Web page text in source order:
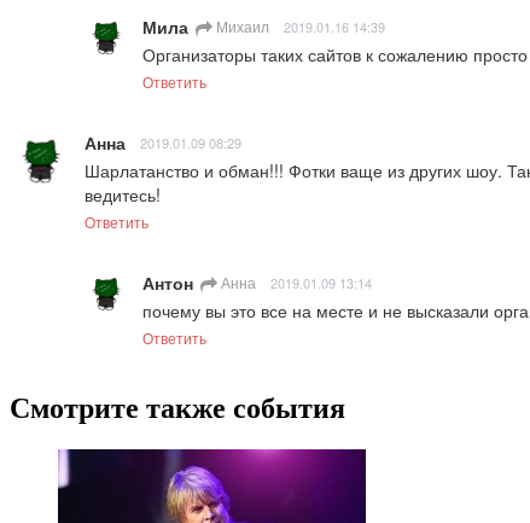
Мила Михаил 2019.01.16 14:39
Организаторы таких сайтов к сожалению
Ответить
Анна 2019.01.09 08:29
Шарлатанство и обман!!! Фотки ваще из других шоу.
ведитесь!
Ответить
Антон Анна 2019.01.09 13:14
почему вы это все на месте и не высказали
Ответить
Смотрите также события